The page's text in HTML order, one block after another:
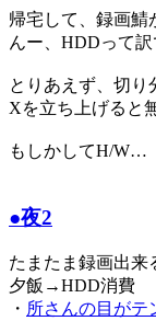
帰宅して、録画
んー、HDDって
とりあえず、切
Xを立ち上げると
もしかしてH/W…
●夜2
たまたま録画出来
夕飯→HDD消費
・ 所さんの目がテ